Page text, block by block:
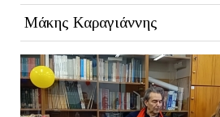
Μάκης Καραγιάννης